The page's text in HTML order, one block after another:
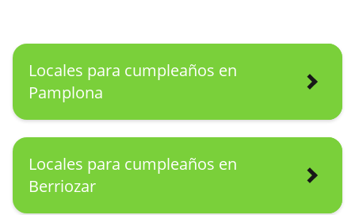
Locales para cumpleaños en
Pamplona
Locales para cumpleaños en
Berriozar